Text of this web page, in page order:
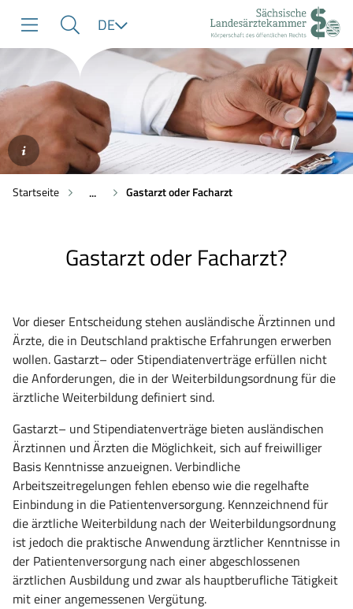
Navigation
Suche
Inhalt
DE
©AdobeStock/Prostock-
studio
Startseite ... Gastarzt oder Facharzt
Gastarzt oder Facharzt?
Vor dieser Entscheidung stehen ausländische Ärztinnen und
Ärzte, die in Deutschland praktische Erfahrungen erwerben
wollen. Gastarzt– oder Stipendiatenverträge erfüllen nicht
die Anforderungen, die in der Weiterbildungsordnung für die
ärztliche Weiterbildung definiert sind.
Gastarzt– und Stipendiatenverträge bieten ausländischen
Ärztinnen und Ärzten die Möglichkeit, sich auf freiwilliger
Basis Kenntnisse anzueignen. Verbindliche
Arbeitszeitregelungen fehlen ebenso wie die regelhafte
Einbindung in die Patientenversorgung. Kennzeichnend für
die ärztliche Weiterbildung nach der Weiterbildungsordnung
ist jedoch die praktische Anwendung ärztlicher Kenntnisse in
der Patientenversorgung nach einer abgeschlossenen
ärztlichen Ausbildung und zwar als hauptberufliche Tätigkeit
mit einer angemessenen Vergütung.